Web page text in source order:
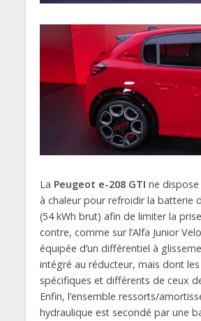
La Peugeot e-208 GTI ne
à chaleur pour refroidir la batterie
(54 kWh brut) afin de limiter la
contre, comme sur l’Alfa Junior
équipée d’un différentiel à
intégré au réducteur, mais dont
spécifiques et différents de ceux
Enfin, l’ensemble ressorts/
hydraulique est secondé par une